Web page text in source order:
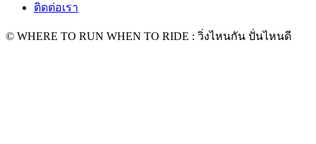
ติดต่อเรา
© WHERE TO RUN WHEN TO RIDE : วิ่งไหนกัน ปั่นไหนดี